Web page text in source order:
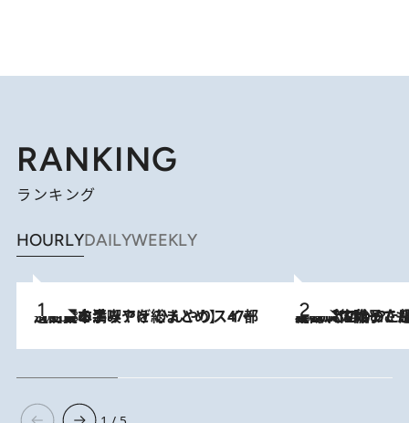
RANKING
ランキング
HOURLYDAILYWEEKLY
2026.8.5
【西日本エリアを総まとめ】 47都道府県の手みやげ ひんやりスイーツで夏を満喫 2026.8.5
【阿川佐和子さんの年とる力】なぜ70代で始めた趣味は“こんなに楽しい”のか？ ピアノ、俳句…スランプに陥っても続けられる“ある秘訣”とは